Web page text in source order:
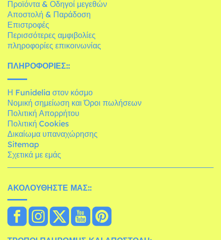
Προϊόντα & Οδηγοί μεγεθών
Αποστολή & Παράδοση
Επιστροφές
Περισσότερες αμφιβολίες
πληροφορίες επικοινωνίας
ΠΛΗΡΟΦΟΡΊΕΣ::
Η Funidelia στον κόσμο
Νομική σημείωση και Όροι πωλήσεων
Πολιτική Απορρήτου
Πολιτική Cookies
Δικαίωμα υπαναχώρησης
Sitemap
Σχετικά με εμάς
ΑΚΟΛΟΥΘΉΣΤΕ ΜΑΣ::